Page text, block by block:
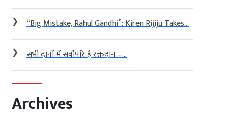
❯ “Big Mistake, Rahul Gandhi”: Kiren Rijiju Takes...
❯ सभी दानों में सर्वोपरि हैं रक्तदान –...
Archives